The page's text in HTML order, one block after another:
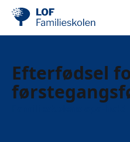
Efterfødsel